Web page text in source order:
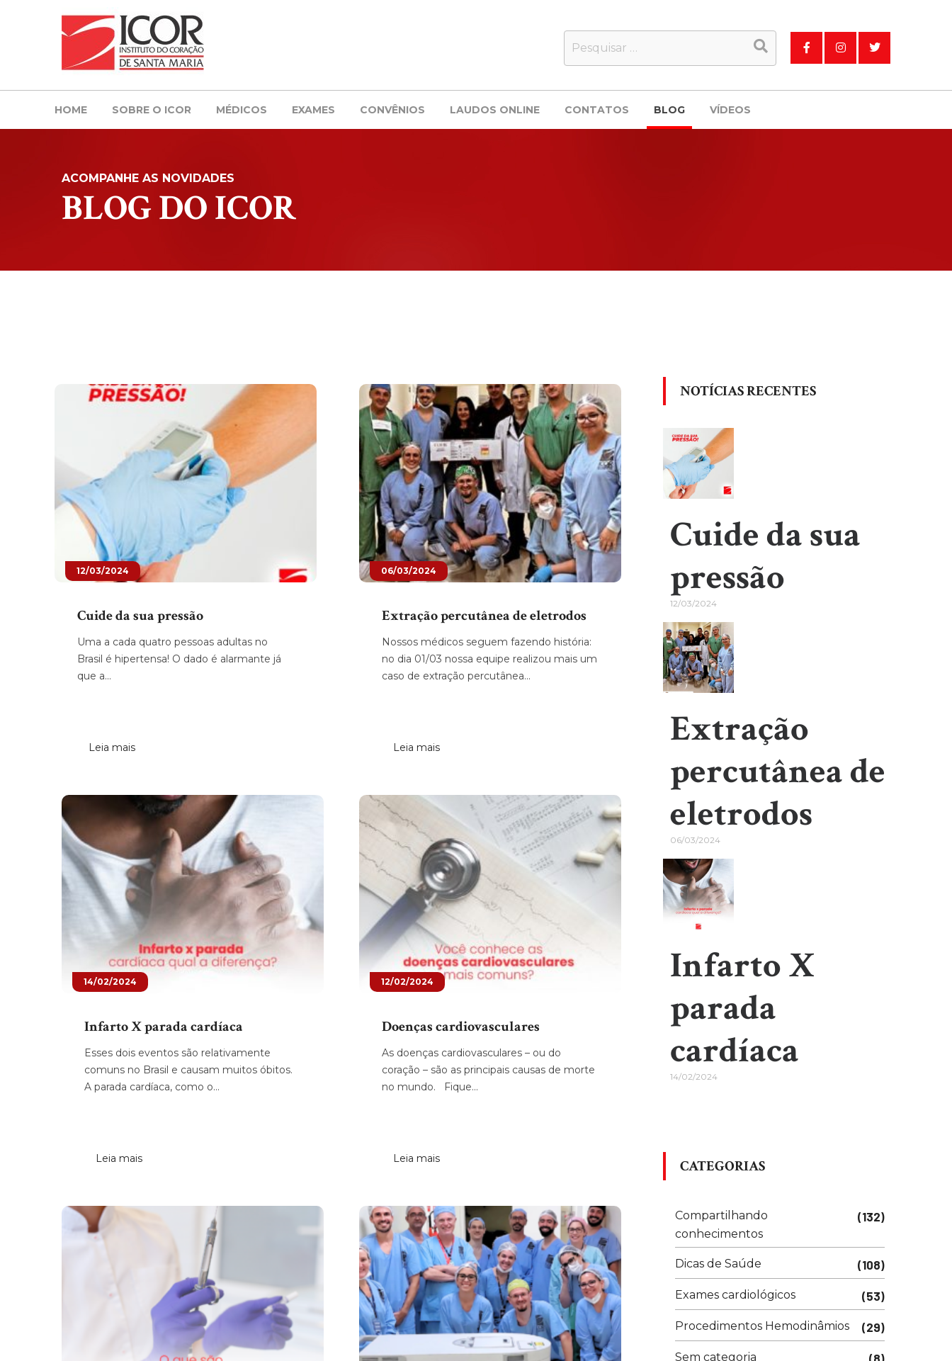
HOME SOBRE O ICOR MÉDICOS EXAMES CONVÊNIOS LAUDOS ONLINE CONTATOS BLOG VÍDEOS
ACOMPANHE AS NOVIDADES
BLOG DO ICOR
Cuide da sua pressão
Uma a cada quatro pessoas adultas no
Brasil é hipertensa! O dado é alarmante já
que a...
Leia mais
12/03/2024
Extração percutânea de eletrodos
Nossos médicos seguem fazendo história:
no dia 01/03 nossa equipe realizou mais um
caso de extração percutânea...
Leia mais
06/03/2024
Infarto X parada cardíaca
Esses dois eventos são relativamente
comuns no Brasil e causam muitos óbitos.
A parada cardíaca, como o...
Leia mais
14/02/2024
Doenças cardiovasculares
As doenças cardiovasculares – ou do
coração – são as principais causas de morte
no mundo. Fique...
Leia mais
12/02/2024
NOTÍCIAS RECENTES
Cuide da sua
pressão
12/03/2024
Extração
percutânea de
eletrodos
06/03/2024
Infarto X
parada
cardíaca
14/02/2024
CATEGORIAS
Compartilhando
conhecimentos
(132)
Dicas de Saúde (108)
Exames cardiológicos (53)
Procedimentos Hemodinâmios (29)
Sem categoria (8)